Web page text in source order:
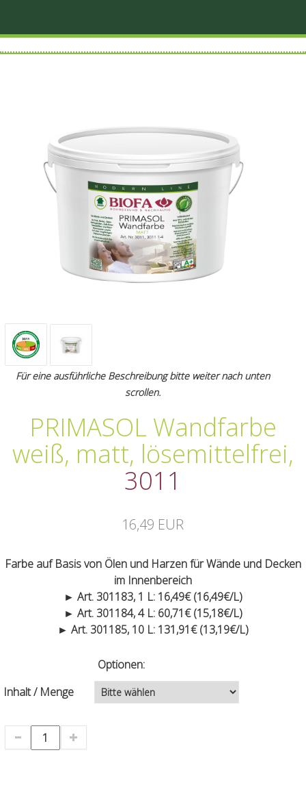
Für eine ausführliche Beschreibung bitte weiter nach unten
scrollen.
PRIMASOL Wandfarbe
weiß, matt, lösemittelfrei,
3011
16,49 EUR
Farbe auf Basis von Ölen und Harzen für Wände und Decken
im Innenbereich
► Art. 301183, 1 L: 16,49€ (16,49€/L)
► Art. 301184, 4 L: 60,71€ (15,18€/L)
► Art. 301185, 10 L: 131,91€ (13,19€/L)
Optionen:
Inhalt / Menge